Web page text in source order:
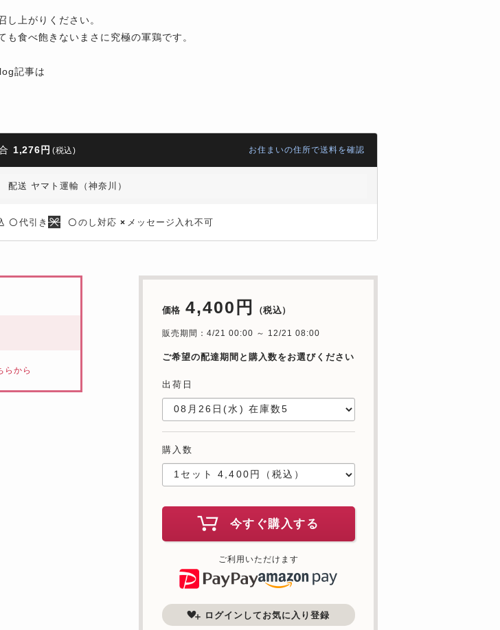
し上がりください。
食べ飽きないまさに究極の軍鶏です。
記事は
1,276円 (税込) お住まいの住所で送料を確認
配送 ヤマト運輸（神奈川）
〇 代引き 〇 のし対応 × メッセージ入れ不可
価格 4,400円 （税込）
販売期間：4/21 00:00 ～ 12/21 08:00
ご希望の配達期間と購入数をお選びください
出荷日
購入数
今すぐ購入する
ご利用いただけます
ログインしてお気に入り登録
らから